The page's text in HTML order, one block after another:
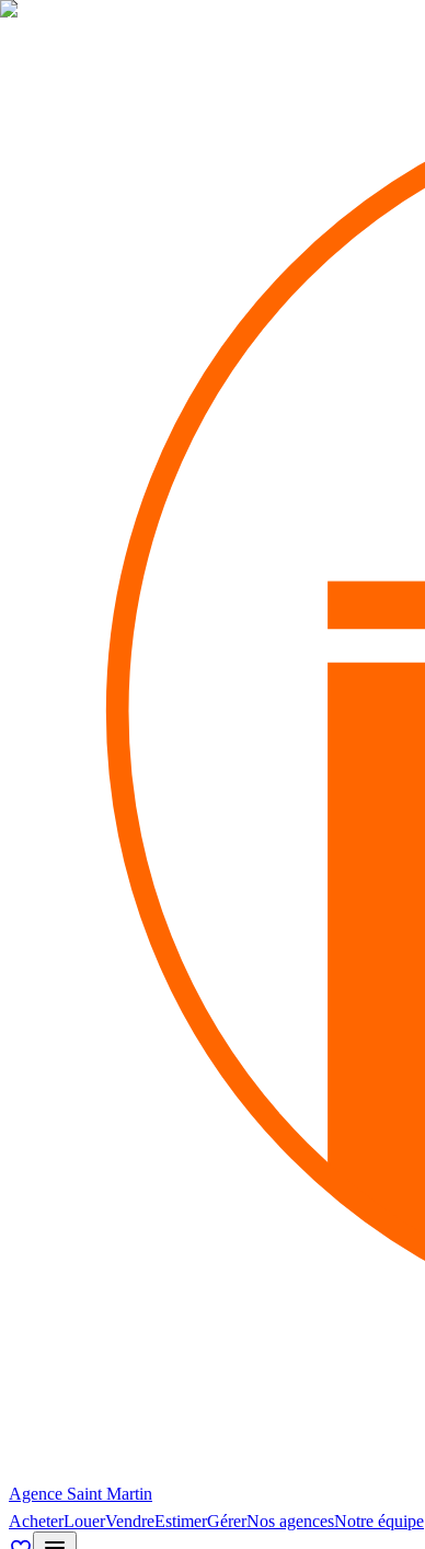
Agence Saint Martin
AcheterLouerVendreEstimerGérerNos agencesNotre équipe